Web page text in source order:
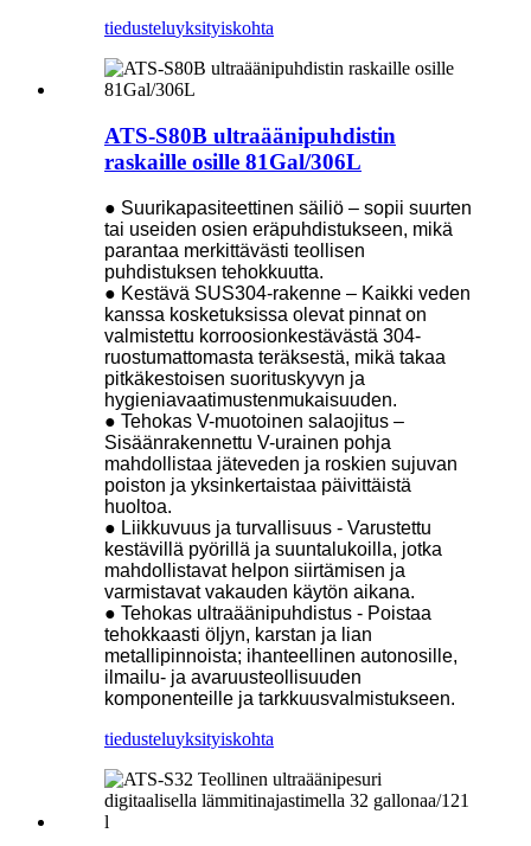
tiedusteluyksityiskohta
ATS-S80B ultraäänipuhdistin
raskaille osille 81Gal/306L
● Suurikapasiteettinen säiliö – sopii suurten
tai useiden osien eräpuhdistukseen, mikä
parantaa merkittävästi teollisen
puhdistuksen tehokkuutta.
● Kestävä SUS304-rakenne – Kaikki veden
kanssa kosketuksissa olevat pinnat on
valmistettu korroosionkestävästä 304-
ruostumattomasta teräksestä, mikä takaa
pitkäkestoisen suorituskyvyn ja
hygieniavaatimustenmukaisuuden.
● Tehokas V-muotoinen salaojitus –
Sisäänrakennettu V-urainen pohja
mahdollistaa jäteveden ja roskien sujuvan
poiston ja yksinkertaistaa päivittäistä
huoltoa.
● Liikkuvuus ja turvallisuus - Varustettu
kestävillä pyörillä ja suuntalukoilla, jotka
mahdollistavat helpon siirtämisen ja
varmistavat vakauden käytön aikana.
● Tehokas ultraäänipuhdistus - Poistaa
tehokkaasti öljyn, karstan ja lian
metallipinnoista; ihanteellinen autonosille,
ilmailu- ja avaruusteollisuuden
komponenteille ja tarkkuusvalmistukseen.
tiedusteluyksityiskohta